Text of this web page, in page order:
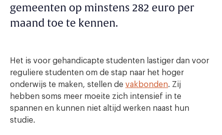
gemeenten op minstens 282 euro per
maand toe te kennen.
Het is voor gehandicapte studenten lastiger dan voor
reguliere studenten om de stap naar het hoger
onderwijs te maken, stellen de vakbonden. Zij
hebben soms meer moeite zich intensief in te
spannen en kunnen niet altijd werken naast hun
studie.